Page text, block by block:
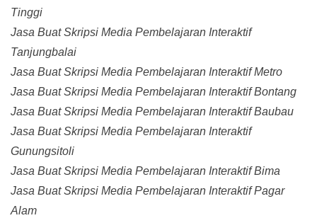
Tinggi
Jasa Buat Skripsi Media Pembelajaran Interaktif
Tanjungbalai
Jasa Buat Skripsi Media Pembelajaran Interaktif Metro
Jasa Buat Skripsi Media Pembelajaran Interaktif Bontang
Jasa Buat Skripsi Media Pembelajaran Interaktif Baubau
Jasa Buat Skripsi Media Pembelajaran Interaktif
Gunungsitoli
Jasa Buat Skripsi Media Pembelajaran Interaktif Bima
Jasa Buat Skripsi Media Pembelajaran Interaktif Pagar
Alam